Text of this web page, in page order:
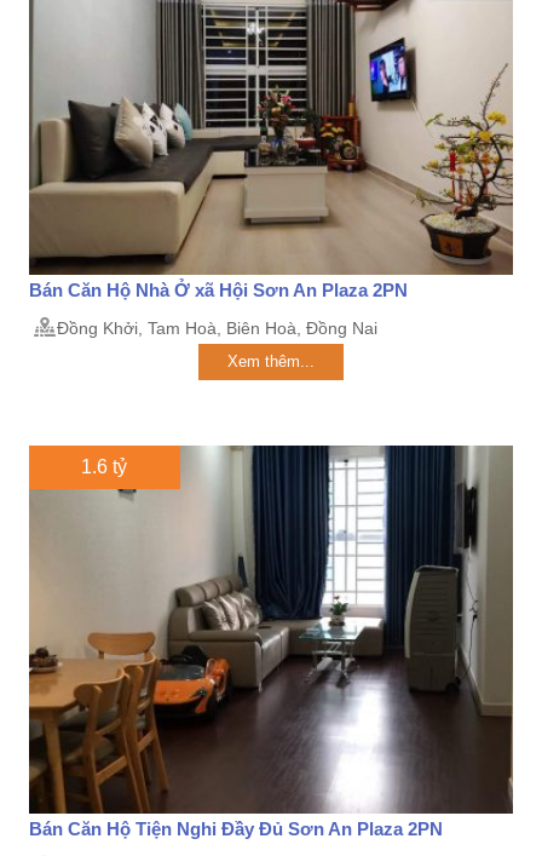
Bán Căn Hộ Nhà Ở xã Hội Sơn An Plaza 2PN
Đồng Khởi, Tam Hoà, Biên Hoà, Đồng Nai
Xem thêm...
1.6 tỷ
Bán Căn Hộ Tiện Nghi Đầy Đủ Sơn An Plaza 2PN